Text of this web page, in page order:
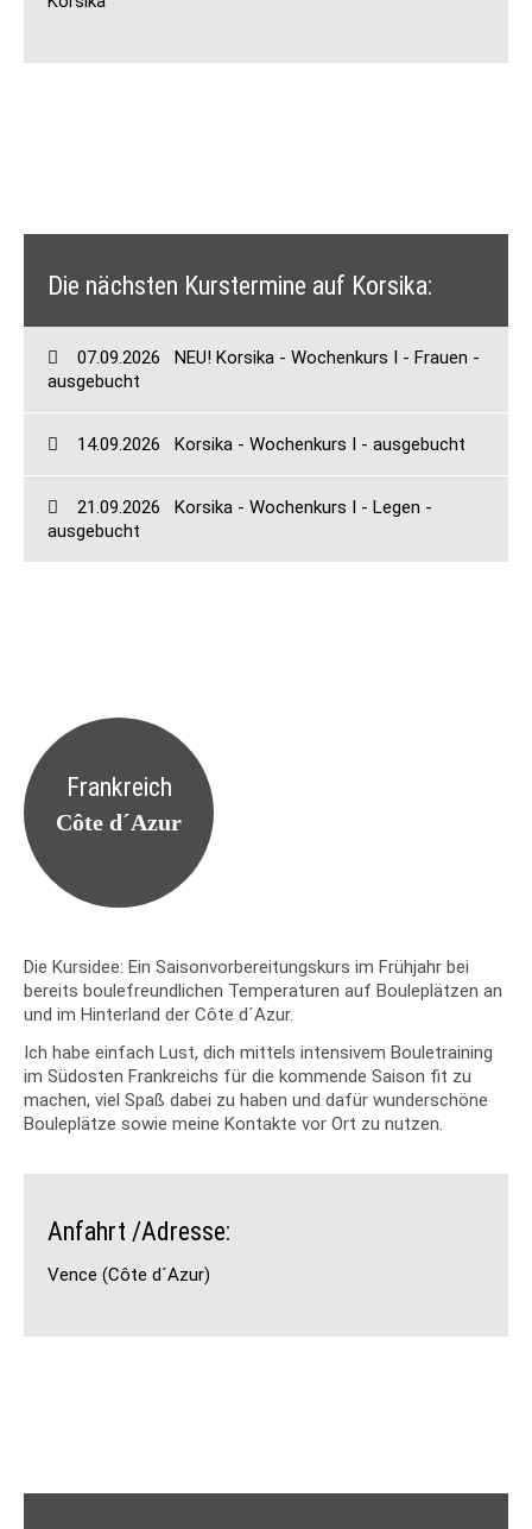
Die nächsten Kurstermine auf Korsika:
07.09.2026
NEU! Korsika - Wochenkurs I - Frauen -
ausgebucht
14.09.2026 Korsika - Wochenkurs I - ausgebucht
21.09.2026
Korsika - Wochenkurs I - Legen -
ausgebucht
Frankreich
Côte d´Azur
Die Kursidee: Ein Saisonvorbereitungskurs im Frühjahr bei
bereits boulefreundlichen Temperaturen auf Bouleplätzen an
und im Hinterland der Côte d´Azur.
Ich habe einfach Lust, dich mittels intensivem Bouletraining
im Südosten Frankreichs für die kommende Saison fit zu
machen, viel Spaß dabei zu haben und dafür wunderschöne
Bouleplätze sowie meine Kontakte vor Ort zu nutzen.
Anfahrt /Adresse:
Vence (Côte d´Azur)